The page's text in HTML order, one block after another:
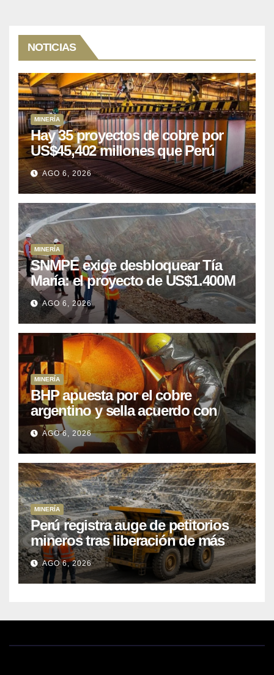
NOTICIAS
MINERÍA
Hay 35 proyectos de cobre por
US$45,402 millones que Perú
puede aprovechar
AGO 6, 2026
MINERÍA
SNMPE exige desbloquear Tía
María: el proyecto de US$1.400M
que Perú lleva 15 años
posponiendo
AGO 6, 2026
MINERÍA
BHP apuesta por el cobre
argentino y sella acuerdo con
Kobrea para siete proyecto
AGO 6, 2026
MINERÍA
Perú registra auge de petitorios
mineros tras liberación de más
de mil concesiones para explorar
cobre y oro
AGO 6, 2026